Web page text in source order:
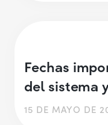
Fechas
del sistema
15 DE MAYO DE